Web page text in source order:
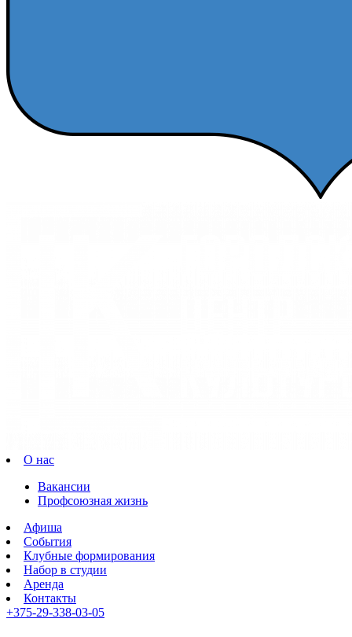
О нас
Вакансии
Профсоюзная жизнь
Афиша
События
Клубные формирования
Набор в студии
Аренда
Контакты
+375-29-338-03-05